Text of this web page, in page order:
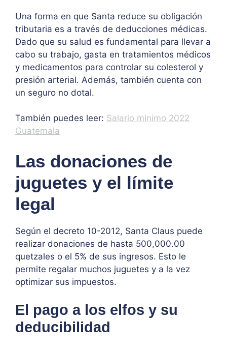
Una forma en que Santa reduce su obligación
tributaria es a través de deducciones médicas.
Dado que su salud es fundamental para llevar a
cabo su trabajo, gasta en tratamientos médicos
y medicamentos para controlar su colesterol y
presión arterial. Además, también cuenta con
un seguro no dotal.
También puedes leer: Salario minimo 2022
Guatemala
Las donaciones de
juguetes y el límite
legal
Según el decreto 10-2012, Santa Claus puede
realizar donaciones de hasta 500,000.00
quetzales o el 5% de sus ingresos. Esto le
permite regalar muchos juguetes y a la vez
optimizar sus impuestos.
El pago a los elfos y su
deducibilidad